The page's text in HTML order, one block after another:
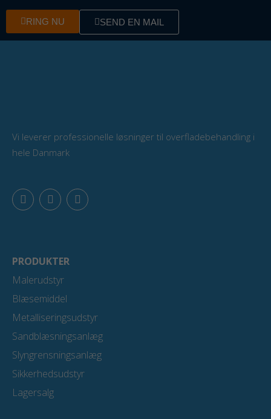
RING NU SEND EN MAIL
Vi leverer professionelle løsninger til overfladebehandling i
hele Danmark
F
a
c
o
k
L
i
n
i
n
Y
o
u
PRODUKTER
Malerudstyr
Blæsemiddel
Metalliseringsudstyr
Sandblæsningsanlæg
Slyngrensningsanlæg
Sikkerhedsudstyr
Lagersalg